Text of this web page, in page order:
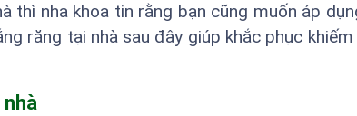
nha khoa tin rằng bạn cũng muốn áp
răng tại nhà sau đây giúp khắc phục khiếm